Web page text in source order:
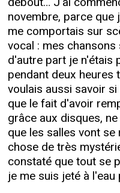
novembre, parce
me comportais sur
vocal : mes
d'autre part je n'étais
pendant deux heures
voulais aussi savoir
que le fait d'avoir
grâce aux disques,
que les salles vont se
chose de très
constaté que tout se
je me suis jeté à l'eau